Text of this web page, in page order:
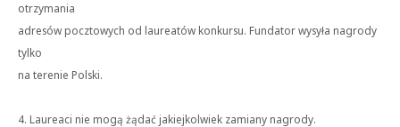
otrzymania
adresów pocztowych od laureatów konkursu. Fundator wysyła nagrody
tylko
na terenie Polski.
4. Laureaci nie mogą żądać jakiejkolwiek zamiany nagrody.